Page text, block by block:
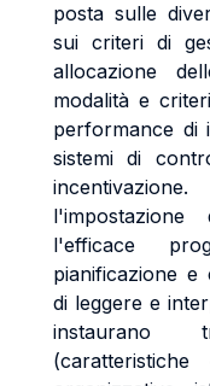
posta sulle
sui criteri di
allocazione
modalità e
performance di
sistemi di
l'efficace
pianificazione
di leggere e
instaurano
(caratteristiche